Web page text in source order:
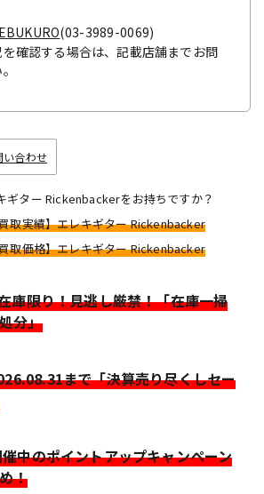
(03-3989-0069)
確認する場合は、記載店舗までお問
い合わせ
ギター Rickenbackerをお持ちですか？
取実績】エレキギター Rickenbacker
取価格】エレキギター Rickenbacker
庫限り！見逃し厳禁！「在庫一掃
分」
まで「決算売り尽くしセー
中のポイントアップキャンペーン
！